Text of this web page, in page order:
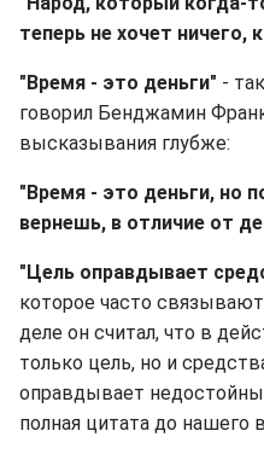
теперь не хочет ничего,
"Время - это деньги" -
говорил Бенджамин
высказывания глубже:
"Время - это деньги, но
вернешь, в отличие от
"Цель оправдывает
которое часто
деле он считал, что в
только цель, но и
оправдывает
полная цитата до нашего